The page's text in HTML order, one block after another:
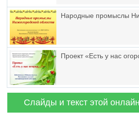
Народные промыслы
Проект «Есть у нас
Слайды и текст этой